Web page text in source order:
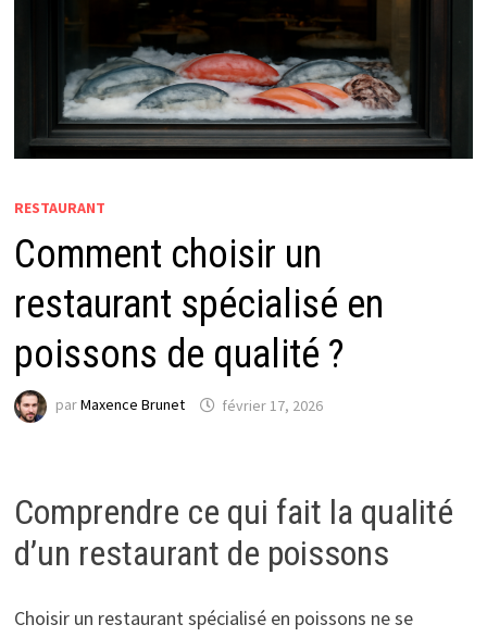
RESTAURANT
Comment choisir un
restaurant spécialisé en
poissons de qualité ?
parMaxence Brunet février 17, 2026
Comprendre ce qui fait la qualité
d’un restaurant de poissons
Choisir un restaurant spécialisé en poissons ne se